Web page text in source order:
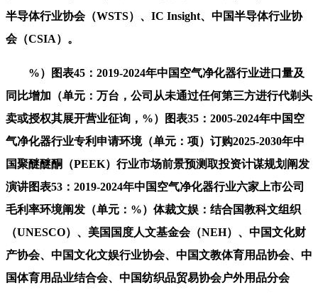
半导体行业协会（WSTS）、IC Insight、中国半导体行业协
会（CSIA）。
%）图表45：2019-2024年中国空气净化器行业进口量及
同比增加（单元：万台，公司从未通过任何第三方进行代剃头
卖或授权其展开营业征询，%）图表35：2005-2024年中国空
气净化器行业专利申请环境（单元：项）订购2025-2030年中
国聚醚醚酮（PEEK）行业市场前景预测取投资计谋规划阐发
演讲图表53：2019-2024年中国空气净化器行业六家上市公司
毛利率环境阐发（单元：%）体裁文娱：结合国教科文组织
（UNESCO）、美国国度人文基金会（NEH）、中国文化财
产协会、中国文化文娱行业协会、中国文教体育用品协会、中
国体育用品业结合会、中国纺织品贸易协会户外用品分会